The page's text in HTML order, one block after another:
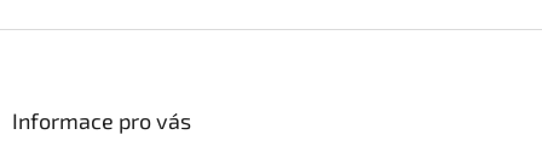
Informace pro vás